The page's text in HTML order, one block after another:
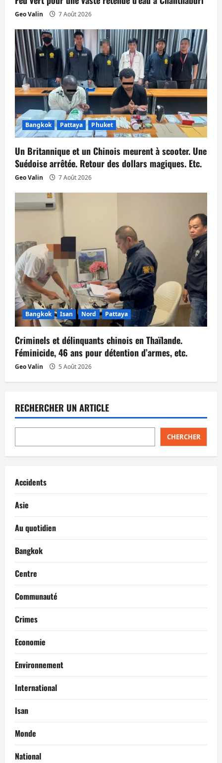
i
c
l
e
Geo Valin 7 Août 2026
Bangkok Pattaya Phuket
Un Britannique et un Chinois meurent à scooter. Une
Suédoise arrêtée. Retour des dollars magiques. Etc.
Geo Valin 7 Août 2026
Bangkok Isan Nord Pattaya
Criminels et délinquants chinois en Thaïlande.
Féminicide, 46 ans pour détention d’armes, etc.
Geo Valin 5 Août 2026
RECHERCHER UN ARTICLE
CHERCHER
Accidents
Asie
Au quotidien
Bangkok
Centre
Communauté
Crimes
Economie
Environnement
International
Isan
Monde
National